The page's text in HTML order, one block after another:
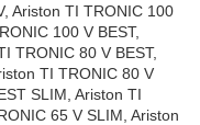
Ariston TI TRONIC 100
100 V BEST,
TRONIC 80 V BEST,
TI TRONIC 80 V
SLIM, Ariston TI
65 V SLIM, Ariston